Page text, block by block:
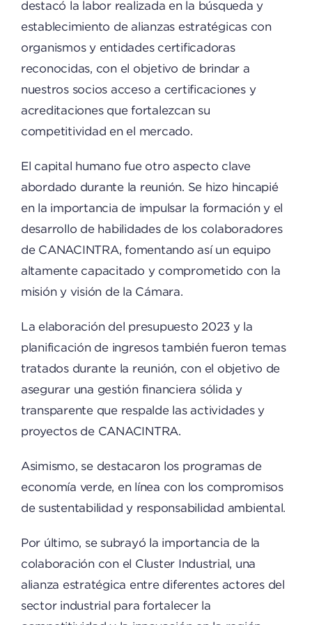
destacó la labor realizada en la búsqueda y
establecimiento de alianzas estratégicas con
organismos y entidades certificadoras
reconocidas, con el objetivo de brindar a
nuestros socios acceso a certificaciones y
acreditaciones que fortalezcan su
competitividad en el mercado.
El capital humano fue otro aspecto clave
abordado durante la reunión. Se hizo hincapié
en la importancia de impulsar la formación y el
desarrollo de habilidades de los colaboradores
de CANACINTRA, fomentando así un equipo
altamente capacitado y comprometido con la
misión y visión de la Cámara.
La elaboración del presupuesto 2023 y la
planificación de ingresos también fueron temas
tratados durante la reunión, con el objetivo de
asegurar una gestión financiera sólida y
transparente que respalde las actividades y
proyectos de CANACINTRA.
Asimismo, se destacaron los programas de
economía verde, en línea con los compromisos
de sustentabilidad y responsabilidad ambiental.
Por último, se subrayó la importancia de la
colaboración con el Cluster Industrial, una
alianza estratégica entre diferentes actores del
sector industrial para fortalecer la